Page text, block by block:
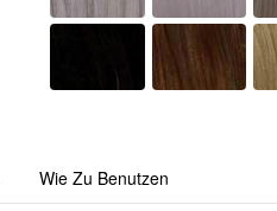
Wie Zu Benutzen